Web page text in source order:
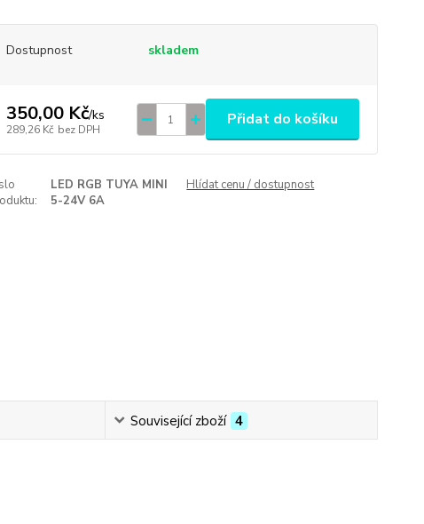
Dostupnost skladem
350,00 Kč/ks
289,26 Kč bez DPH
Přidat do košíku
LED RGB TUYA MINI
5-24V 6A
Hlídat cenu / dostupnost
Související zboží 4